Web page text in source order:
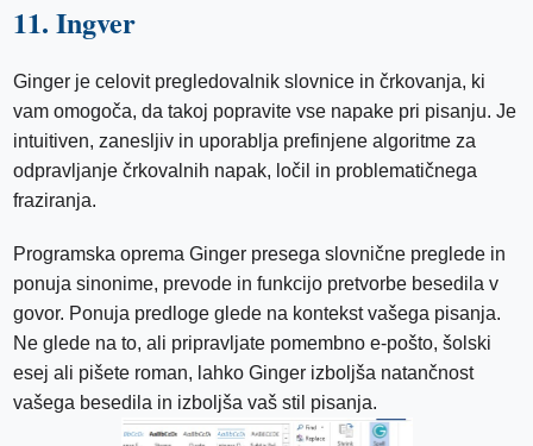
11. Ingver
Ginger je celovit pregledovalnik slovnice in črkovanja, ki
vam omogoča, da takoj popravite vse napake pri pisanju. Je
intuitiven, zanesljiv in uporablja prefinjene algoritme za
odpravljanje črkovalnih napak, ločil in problematičnega
fraziranja.
Programska oprema Ginger presega slovnične preglede in
ponuja sinonime, prevode in funkcijo pretvorbe besedila v
govor. Ponuja predloge glede na kontekst vašega pisanja.
Ne glede na to, ali pripravljate pomembno e-pošto, šolski
esej ali pišete roman, lahko Ginger izboljša natančnost
vašega besedila in izboljša vaš stil pisanja.